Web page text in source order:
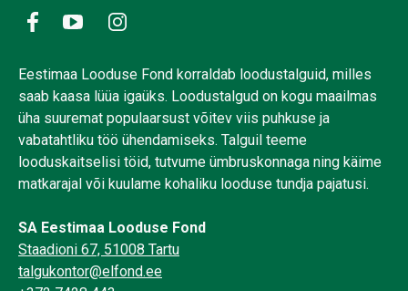
Eestimaa Looduse Fond korraldab loodustalguid, milles
saab kaasa lüüa igaüks. Loodustalgud on kogu maailmas
üha suuremat populaarsust võitev viis puhkuse ja
vabatahtliku töö ühendamiseks. Talguil teeme
looduskaitselisi töid, tutvume ümbruskonnaga ning käime
matkarajal või kuulame kohaliku looduse tundja pajatusi.
SA Eestimaa Looduse Fond
Staadioni 67, 51008 Tartu
talgukontor@elfond.ee